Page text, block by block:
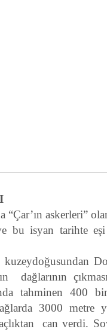
“Çar’ın askerleri”
bu isyan tarihte
kuzeydoğusundan
dağlarının
tahminen 400
3000 metre
can verdi.